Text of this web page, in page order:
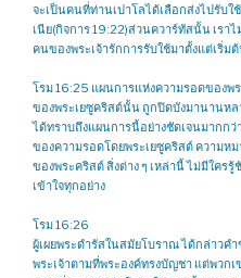
จะเป็นคนที่ท่านเปาโลได้เลือกส่งไปรับ
เนีย(กิจการ 19:22)ส่วนควาร์ทัสนั้น เรา
คนของพระเจ้ารักการรับใช้มาตั้งแต่เริ่ม
โรม 16:25 แผนการแห่งความรอดของพ
ของพระเยซูคริสต์นั้น ถูกปิดบังมานานหล
ได้ทราบถึงแผนการนี้อย่างชัดเจนมากก
ของความรอดโดยพระเยซูคริสต์ ความห
ของพระคริสต์ สิ่งต่าง ๆ เหล่านี้ ไม่มีใคร
เข้าใจทุกอย่าง
โรม 16:26
ผู้เผยพระดำรัสในสมัยโบราณ ได้กล่าวคำ
พระเจ้าตามที่พระองค์ทรงบัญชา แต่พวก